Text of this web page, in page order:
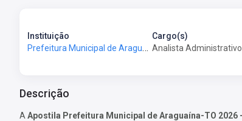
Instituição
Prefeitura Municipal de Araguaína-TO - Prefeitura de Araguaína-TO
Cargo(s)
Analista Administrativo
Descrição
A Apostila Prefeitura Municipal de Araguaína-TO